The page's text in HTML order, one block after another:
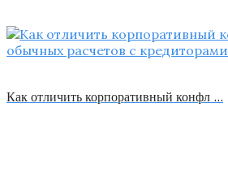
Как отличить корпоративный конфл …